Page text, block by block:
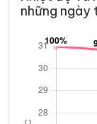
những ngày